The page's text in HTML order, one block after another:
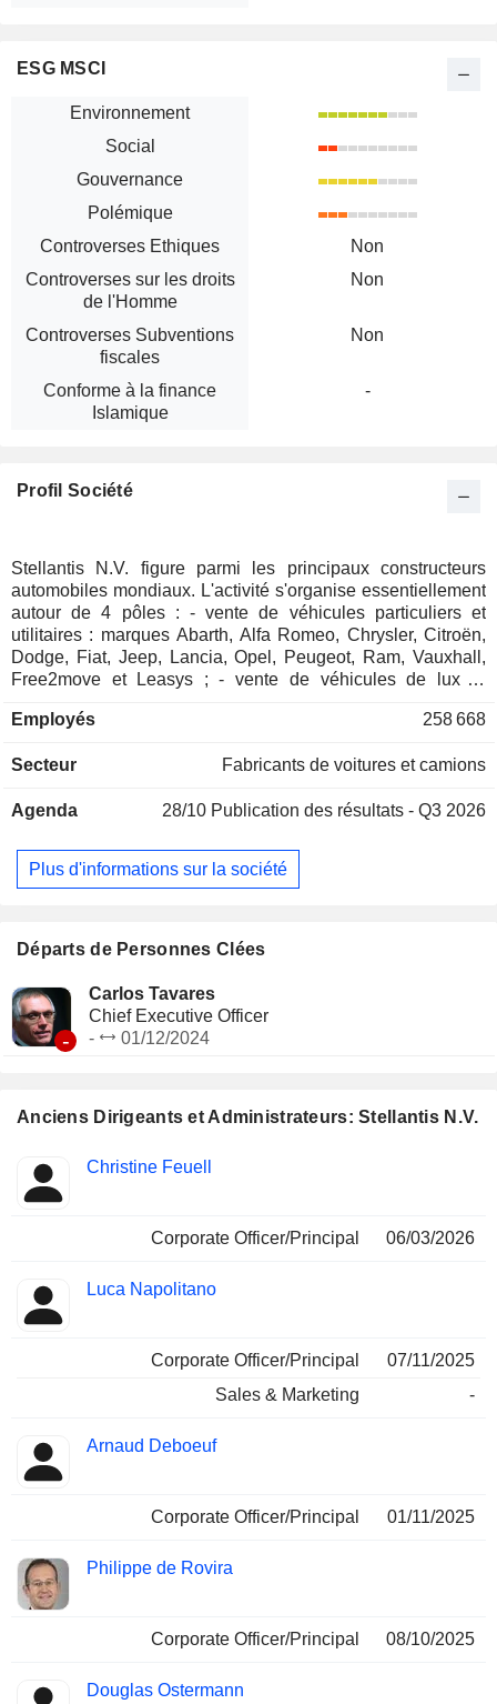
Anciens Dirigeants et Administrateurs: Stellantis N.V.
Insider
Fonctions
Christine Feuell
Corporate Officer/Principal 06/03/2026
Luca Napolitano
Corporate Officer/Principal
07/11/2025
Sales & Marketing
-
Arnaud Deboeuf
Corporate Officer/Principal 01/11/2025
Philippe de Rovira
Corporate Officer/Principal 08/10/2025
Douglas Ostermann
ESG MSCI
Environnement
Social
Gouvernance
Polémique
Controverses Ethiques
Non
Controverses sur les droits
de l'Homme
Non
Controverses Subventions
fiscales
Non
Conforme à la finance
Islamique
-
Profil Société
Stellantis N.V. figure parmi les principaux constructeurs
automobiles mondiaux. L'activité s'organise essentiellement
autour de 4 pôles : - vente de véhicules particuliers et
utilitaires : marques Abarth, Alfa Romeo, Chrysler, Citroën,
Dodge, Fiat, Jeep, Lancia, Opel, Peugeot, Ram, Vauxhall,
Free2move et Leasys ; - vente de véhicules de luxe :
d'équipements automobiles : systèmes d'intérieur, sièges
des émissions, etc. ; - autres : prestations de financement
services après-vente, etc. La répartition géographique du
(41,6%), France (10,3%), Brésil (7,6%), Italie (6,8%),
Allemagne (5,2%), Royaume-Uni (5%), Turquie (3,8%),
Employés 258 668
Secteur Fabricants de voitures et camions
Agenda 28/10 Publication des résultats - Q3 2026
Plus d'informations sur la société
Départs de Personnes Clées
-
Carlos Tavares
Chief Executive Officer
-
01/12/2024